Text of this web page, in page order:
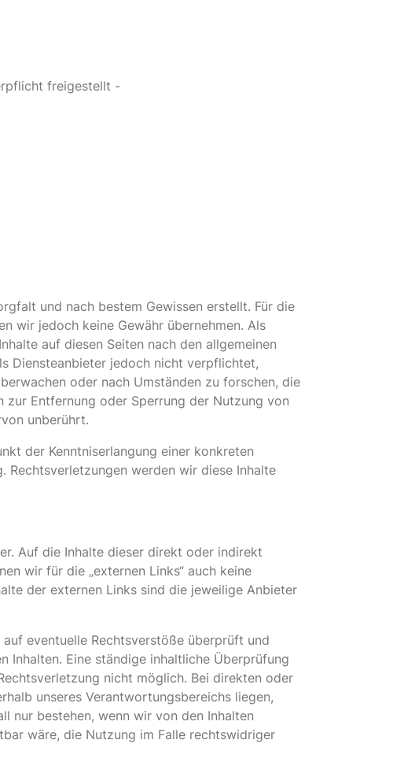
freigestellt -
und nach bestem Gewissen erstellt. Für die
wir jedoch keine Gewähr übernehmen. Als
auf diesen Seiten nach den allgemeinen
Diensteanbieter jedoch nicht verpflichtet,
oder nach Umständen zu forschen, die
Entfernung oder Sperrung der Nutzung von
unberührt.
der Kenntniserlangung einer konkreten
Rechtsverletzungen werden wir diese Inhalte
Auf die Inhalte dieser direkt oder indirekt
wir für die „externen Links“ auch keine
der externen Links sind die jeweilige Anbieter
eventuelle Rechtsverstöße überprüft und
Eine ständige inhaltliche Überprüfung
nicht möglich. Bei direkten oder
unseres Verantwortungsbereichs liegen,
nur bestehen, wenn wir von den Inhalten
wäre, die Nutzung im Falle rechtswidriger